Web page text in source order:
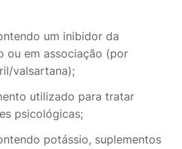
um inibidor da
ou em associação (por
valsartana);
utilizado para tratar
psicológicas;
potássio, suplementos